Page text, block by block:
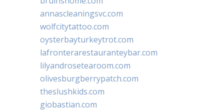
annascleaningsvc.com
wolfcitytattoo.com
oysterbayturkeytrot.com
lafronterarestauranteybar.com
lilyandrosetearoom.com
olivesburgberrypatch.com
theslushkids.com
giobastian.com